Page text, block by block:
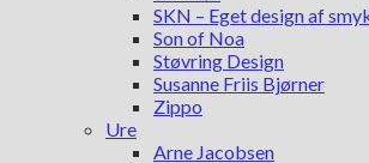
SKN – Eget design af
Son of Noa
Støvring Design
Susanne Friis Bjørner
Zippo
Ure
Arne Jacobsen